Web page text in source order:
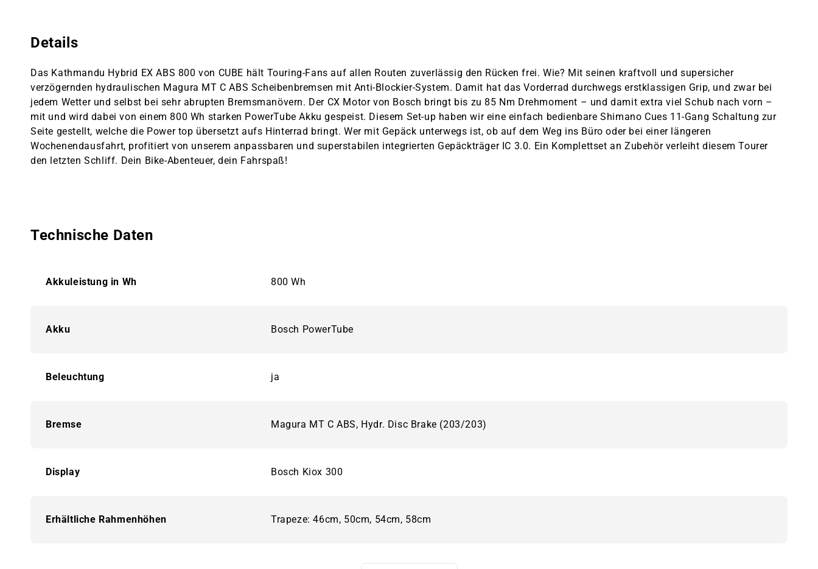
Details
Das Kathmandu Hybrid EX ABS 800 von CUBE hält Touring-Fans auf allen Routen zuverlässig den Rücken frei. Wie? Mit seinen kraftvoll und supersicher
verzögernden hydraulischen Magura MT C ABS Scheibenbremsen mit Anti-Blockier-System. Damit hat das Vorderrad durchwegs erstklassigen Grip, und zwar bei
jedem Wetter und selbst bei sehr abrupten Bremsmanövern. Der CX Motor von Bosch bringt bis zu 85 Nm Drehmoment – und damit extra viel Schub nach vorn –
mit und wird dabei von einem 800 Wh starken PowerTube Akku gespeist. Diesem Set-up haben wir eine einfach bedienbare Shimano Cues 11-Gang Schaltung zur
Seite gestellt, welche die Power top übersetzt aufs Hinterrad bringt. Wer mit Gepäck unterwegs ist, ob auf dem Weg ins Büro oder bei einer längeren
Wochenendausfahrt, profitiert von unserem anpassbaren und superstabilen integrierten Gepäckträger IC 3.0. Ein Komplettset an Zubehör verleiht diesem Tourer
den letzten Schliff. Dein Bike-Abenteuer, dein Fahrspaß!
Technische Daten
Akkuleistung in Wh 800 Wh
Akku Bosch PowerTube
Beleuchtung ja
Bremse Magura MT C ABS, Hydr. Disc Brake (203/203)
Display Bosch Kiox 300
Erhältliche Rahmenhöhen Trapeze: 46cm, 50cm, 54cm, 58cm